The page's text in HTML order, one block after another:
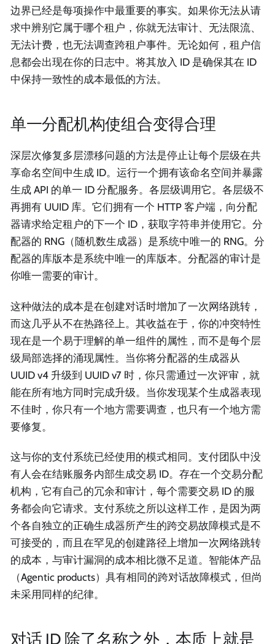
边界已经是每项操作中最重要的事实。如果你无法从请
求中辨别它属于哪个租户，你就无法审计、无法限流、
无法计费，也无法调查跨租户事件。无论如何，租户信
息都会出现在你的日志中。将其放入 ID 是确保其在 ID
中保持一致性的成本最低的方法。
单一分配机构使组合变得合理
深层次修复多层漂移问题的方法是停止让每个层级在共
享命名空间中生成 ID。运行一个拥有该命名空间并暴露
生成 API 的单一 ID 分配服务。各层级调用它。各层级不
再拥有 UUID 库。它们拥有一个 HTTP 客户端，向分配
器请求给定租户的下一个 ID，获取字符串并使用它。分
配器的 RNG（随机数生成器）是系统中唯一的 RNG。分
配器的库版本是系统中唯一的库版本。分配器的审计是
你唯一需要的审计。
这种做法的成本是在创建对话时增加了一次网络跳转，
而这几乎从不在热路径上。其收益在于，你的冲突特性
现在是一个易于理解的单一组件的属性，而不是每个层
级局部选择的涌现属性。当你将分配器的生成器从
UUID v4 升级到 UUID v7 时，你只需通过一次评审，就
能在所有地方同时完成升级。当你发现某个生成器表现
不佳时，你只有一个地方需要调查，也只有一个地方需
要修复。
这与你的支付系统已经使用的模式相同。支付团队中没
有人会在结账服务内部生成交易 ID。存在一个交易分配
机构，它有自己的冗余和审计，每个需要交易 ID 的服
务都会向它请求。支付系统之所以这样工作，是因为两
个各自独立的正确生成器所产生的跨交易故障模式是不
可接受的，而且在罕见的创建路径上增加一次网络跳转
的成本，与审计漏洞的成本相比微不足道。智能体产品
（Agentic products）具有相同的跨对话故障模式，但尚
未采用同样的纪律。
对话 ID 除了名称之外，本质上就是